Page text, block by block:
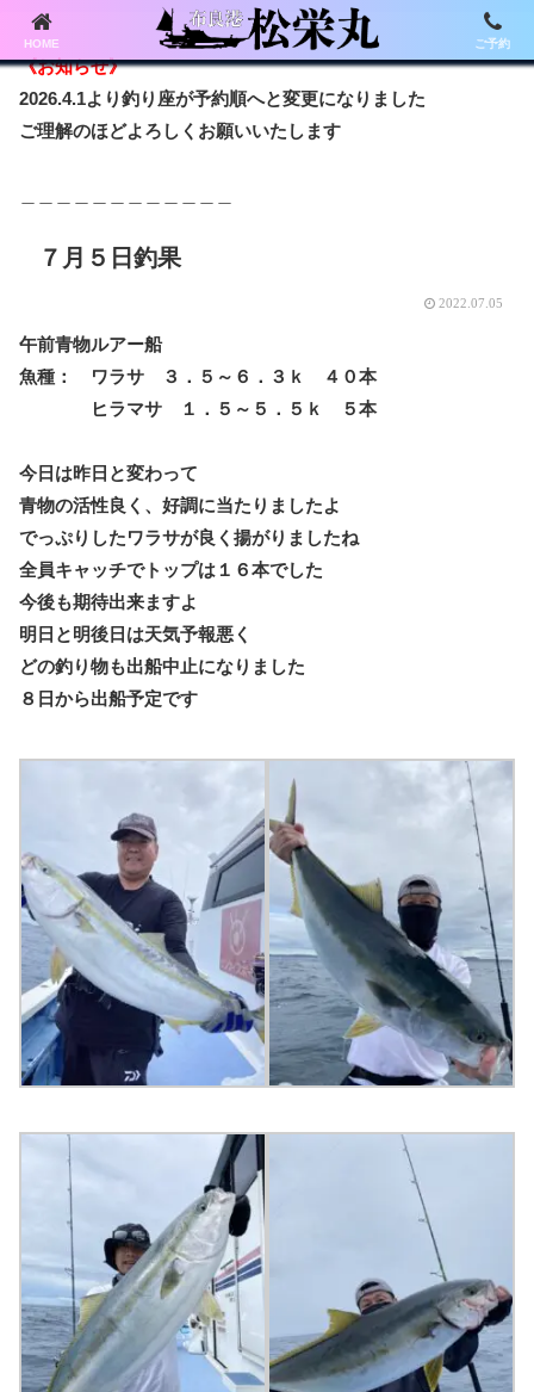
《お知らせ》
2026.4.1より釣り座が予約順へと変更になりました
ご理解のほどよろしくお願いいたします
７月５日釣果
2022.07.05
午前青物ルアー船
魚種： ワラサ ３．５～６．３ｋ ４０本
ヒラマサ １．５～５．５ｋ ５本
今日は昨日と変わって
青物の活性良く、好調に当たりましたよ
でっぷりしたワラサが良く揚がりましたね
全員キャッチでトップは１６本でした
今後も期待出来ますよ
明日と明後日は天気予報悪く
どの釣り物も出船中止になりました
８日から出船予定です
HOME ご予約